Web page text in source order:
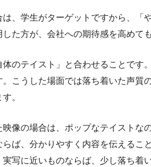
、学生がターゲットですから、「
た方が、会社への期待感を高めて
のテイスト」と合わせることです
こうした場面では落ち着いた声質
。
像の場合は、ポップなテイストな
ば、分かりやすく内容を伝えるこ
実写に近いものならば、少し落ち